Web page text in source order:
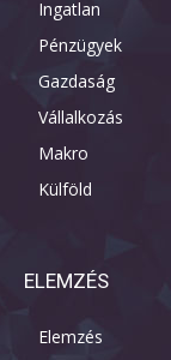
Ingatlan
Pénzügyek
Gazdaság
Vállalkozás
Makro
Külföld
ELEMZÉS
Elemzés